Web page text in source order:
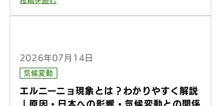
2026年07月14日
気候変動
エルニーニョ現象とは？わかりやすく解説
｜原因・日本への影響・気候変動との関係